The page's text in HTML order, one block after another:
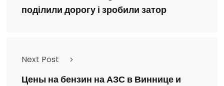
поділили дорогу і зробили затор
Next Post
Цены на бензин на АЗС в Виннице и